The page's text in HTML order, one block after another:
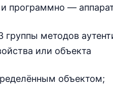
программно —
группы методов
или объекта
объектом;